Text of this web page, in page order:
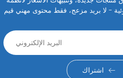
- لا بريد مزعج، فقط محتوى مهني قيم
اشتراك